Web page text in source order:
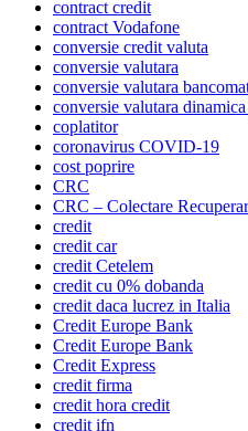
contract credit
contract Vodafone
conversie credit valuta
conversie valutara
conversie valutara
conversie valutara
coplatitor
coronavirus COVID-19
cost poprire
CRC
CRC – Colectare
credit
credit car
credit Cetelem
credit cu 0% dobanda
credit daca lucrez in Italia
Credit Europe Bank
Credit Europe Bank
Credit Express
credit firma
credit hora credit
credit ifn